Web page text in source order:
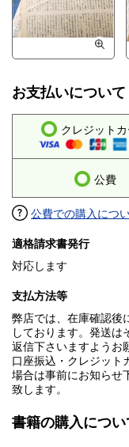
お支払いについて
クレジットカ
公費
公費での購入につ
適格請求書発行
対応します
支払方法等
弊店では、在庫確認後
しております。発送は
返信下さいますようお
口座振込・クレジット
場合は事前にお知らせ
致します。
書籍の購入につい